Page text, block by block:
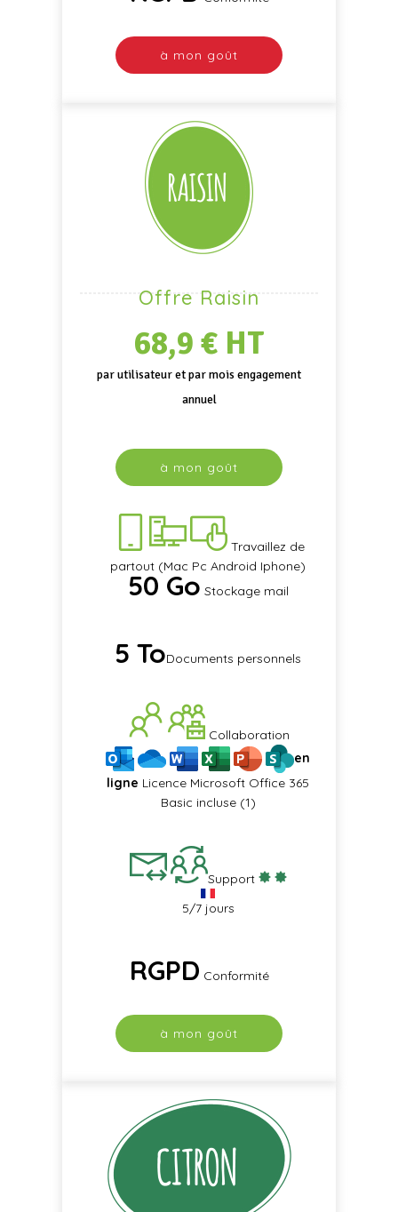
à mon goût
Offre Raisin
68,9 € HT
par utilisateur et par mois engagement
annuel
à mon goût
Travaillez de
partout (Mac Pc Android Iphone)
50 Go Stockage mail
5 To​Documents personnels
Collaboration
en
ligne Licence Microsoft Office 365
Basic incluse (1)
Support
5/7 jours
RGPD Conformité
à mon goût